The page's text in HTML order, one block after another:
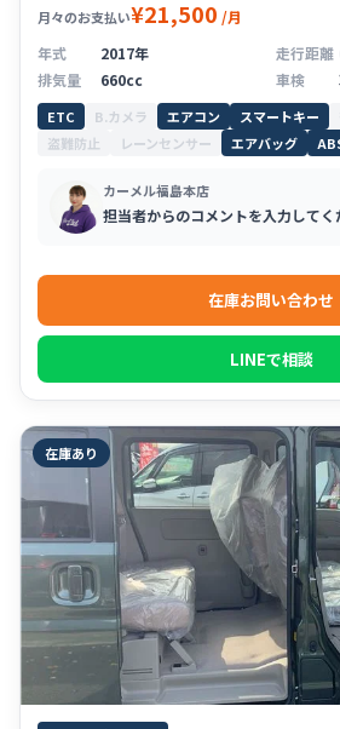
月々のお支払い¥21,500 /月
年式
2017年 走行距離
排気量
660cc 車検
ETC B.カメラ エアコン スマートキー
盗難防止
レーンセンサー エアバッグ
カーメル福島本店
担当者からのコメントを入力してく
在庫お問い合わせ
LINEで相談
在庫あり